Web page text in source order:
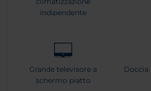
indipendente
Grande televisore a
schermo piatto